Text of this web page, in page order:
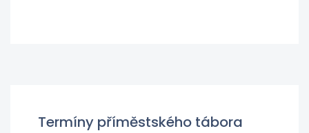
Termíny příměstského tábora